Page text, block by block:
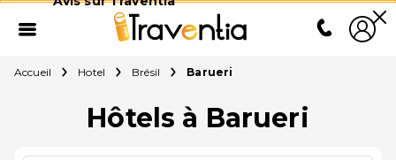
Accueil Hotel Brésil Barueri
Hôtels à Barueri